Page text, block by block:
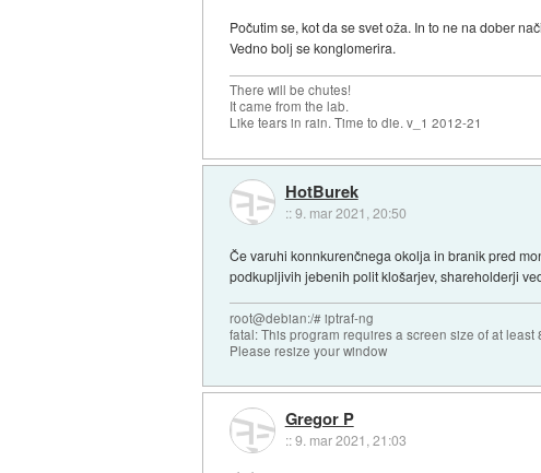
Počutim se, kot da se svet oža. In to ne na dober
Vedno bolj se konglomerira.
There will be chutes!
It came from the lab.
Like tears in rain. Time to die. v_1 2012-21
HotBurek
::9. mar 2021, 20:50
Če varuhi konnkurenčnega okolja in branik pred
podkupljivih jebenih polit klošarjev, shareholderji
root@debian:/# iptraf-ng
fatal: This program requires a screen size of at
Please resize your window
Gregor P
::9. mar 2021, 21:03